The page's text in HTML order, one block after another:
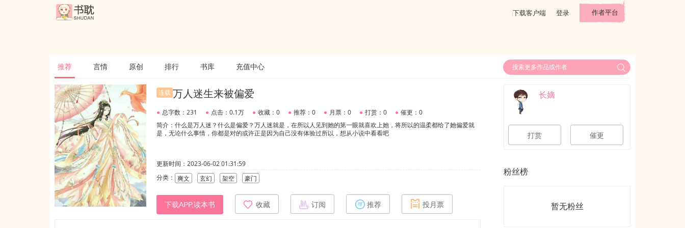
下载客户端 登录 作者平台
推荐 言情 原创 排行 书库 充值中心
连载 万人迷生来被偏爱
● 总字数：231 ● 点击：0.1万 ● 收藏：0 ● 推荐：0 ● 月票：0 ● 打赏：0 ● 催更：0
简介：什么是万人迷？什么是偏爱？万人迷就是，在所以人见到她的第一眼就喜欢上她，将所以的温柔都给了她偏爱就
是，无论什么事情，你都是对的或许正是因为自己没有体验过所以，想从小说中看看吧
更新时间：2023-06-02 01:31:59
分类： 爽文 玄幻 架空 豪门
下载APP,读本书 收藏 订阅 推荐 投月票
长嫡
打赏 催更
粉丝榜
暂无粉丝